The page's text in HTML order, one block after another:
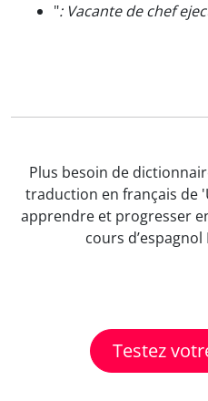
": Vacante de chef
Plus besoin de
traduction en français de
apprendre et progresser
cours
Testez